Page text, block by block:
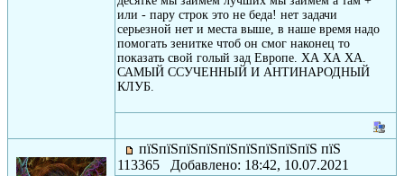
или - пару строк это не беда! нет задачи
серьезной нет и места выше, в наше время надо
помогать зенитке чтоб он смог наконец то
показать свой голый зад Европе. ХА ХА ХА.
САМЫЙ ССУЧЕННЫЙ И АНТИНАРОДНЫЙ
КЛУБ.
пїЅпїЅпїЅпїЅпїЅпїЅпїЅпїЅпїЅ пїЅ
113365 Добавлено: 18:42, 10.07.2021